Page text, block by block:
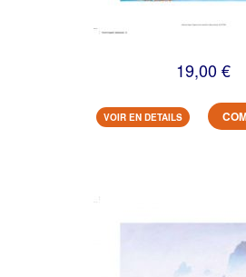
19,00 €
VOIR EN DETAILS